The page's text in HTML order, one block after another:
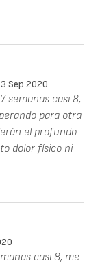
Sep 2020
semanas casi 8,
para otra
el profundo
dolor físico ni
casi 8, me